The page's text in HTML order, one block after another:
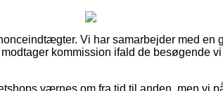
Vi har samarbejder med en
kommission ifald de besøgende
værnes om fra tid til anden, men vi